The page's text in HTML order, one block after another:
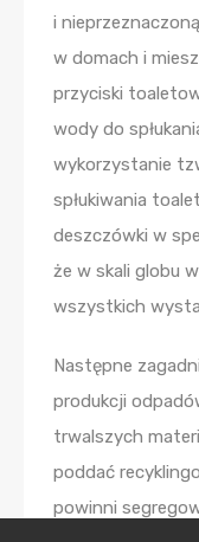
i
w domach i
przyciski
wody do
wykorzystanie
spłukiwania
deszczówki w
że w skali globu
wszystkich
Następne
produkcji
trwalszych
poddać
powinni